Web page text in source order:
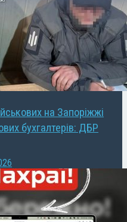
на Запоріжжі
бухгалтерів: ДБР